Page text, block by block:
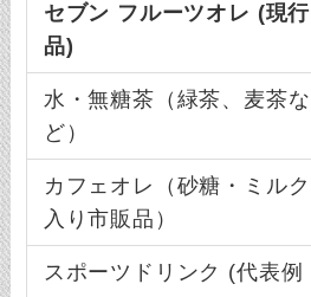
セブン フルーツオレ (現行
品)
水・無糖茶（緑茶、麦茶な
ど）
カフェオレ（砂糖・ミルク
入り市販品）
スポーツドリンク (代表例